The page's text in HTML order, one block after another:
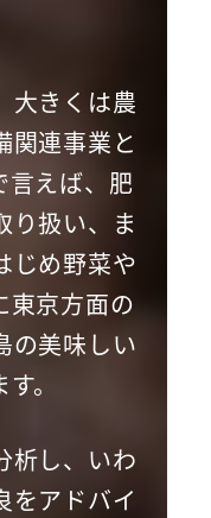
大きくは農
関連事業と
言えば、肥
り扱い、ま
じめ野菜や
東京方面の
の美味しい
。
析し、いわ
をアドバイ